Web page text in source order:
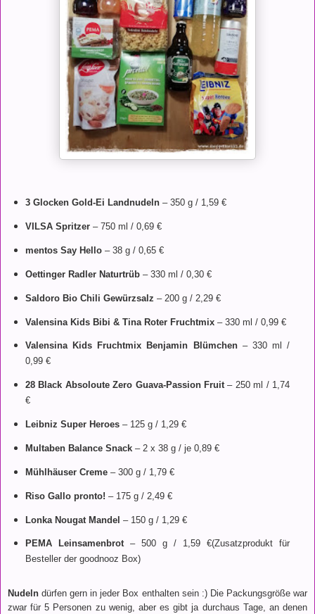
3 Glocken Gold-Ei Landnudeln – 350 g / 1,59 €
VILSA Spritzer – 750 ml / 0,69 €
mentos Say Hello – 38 g / 0,65 €
Oettinger Radler Naturtrüb – 330 ml / 0,30 €
Saldoro Bio Chili Gewürzsalz – 200 g / 2,29 €
Valensina Kids Bibi & Tina Roter Fruchtmix – 330 ml / 0,99 €
Valensina Kids Fruchtmix Benjamin Blümchen – 330 ml /
0,99 €
28 Black Absoloute Zero Guava-Passion Fruit– 250 ml / 1,74
€
Leibniz Super Heroes – 125 g / 1,29 €
Multaben Balance Snack – 2 x 38 g / je 0,89 €
Mühlhäuser Creme– 300 g / 1,79 €
Riso Gallo pronto! – 175 g / 2,49 €
Lonka Nougat Mandel – 150 g / 1,29 €
PEMA Leinsamenbrot – 500 g / 1,59 €(Zusatzprodukt für
Besteller der goodnooz Box)
Nudelndürfen gern in jeder Box enthalten sein :) Die Packungsgröße war
zwar für 5 Personen zu wenig, aber es gibt ja durchaus Tage, an denen